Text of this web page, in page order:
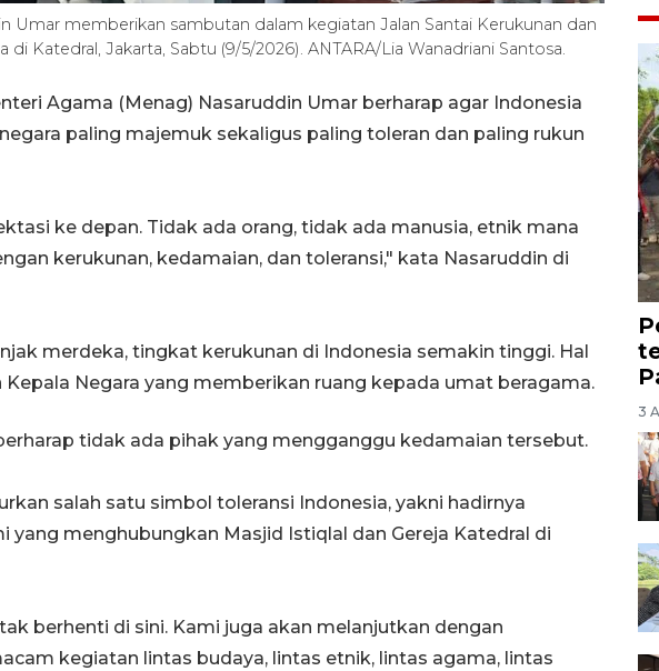
Umar memberikan sambutan dalam kegiatan Jalan Santai Kerukunan dan
di Katedral, Jakarta, Sabtu (9/5/2026). ANTARA/Lia Wanadriani Santosa.
Agama (Menag) Nasaruddin Umar berharap agar Indonesia
paling majemuk sekaligus paling toleran dan paling rukun
ke depan. Tidak ada orang, tidak ada manusia, etnik mana
kerukunan, kedamaian, dan toleransi," kata Nasaruddin di
merdeka, tingkat kerukunan di Indonesia semakin tinggi. Hal
Kepala Negara yang memberikan ruang kepada umat beragama.
tidak ada pihak yang mengganggu kedamaian tersebut.
salah satu simbol toleransi Indonesia, yakni hadirnya
yang menghubungkan Masjid Istiqlal dan Gereja Katedral di
berhenti di sini. Kami juga akan melanjutkan dengan
kegiatan lintas budaya, lintas etnik, lintas agama, lintas
3